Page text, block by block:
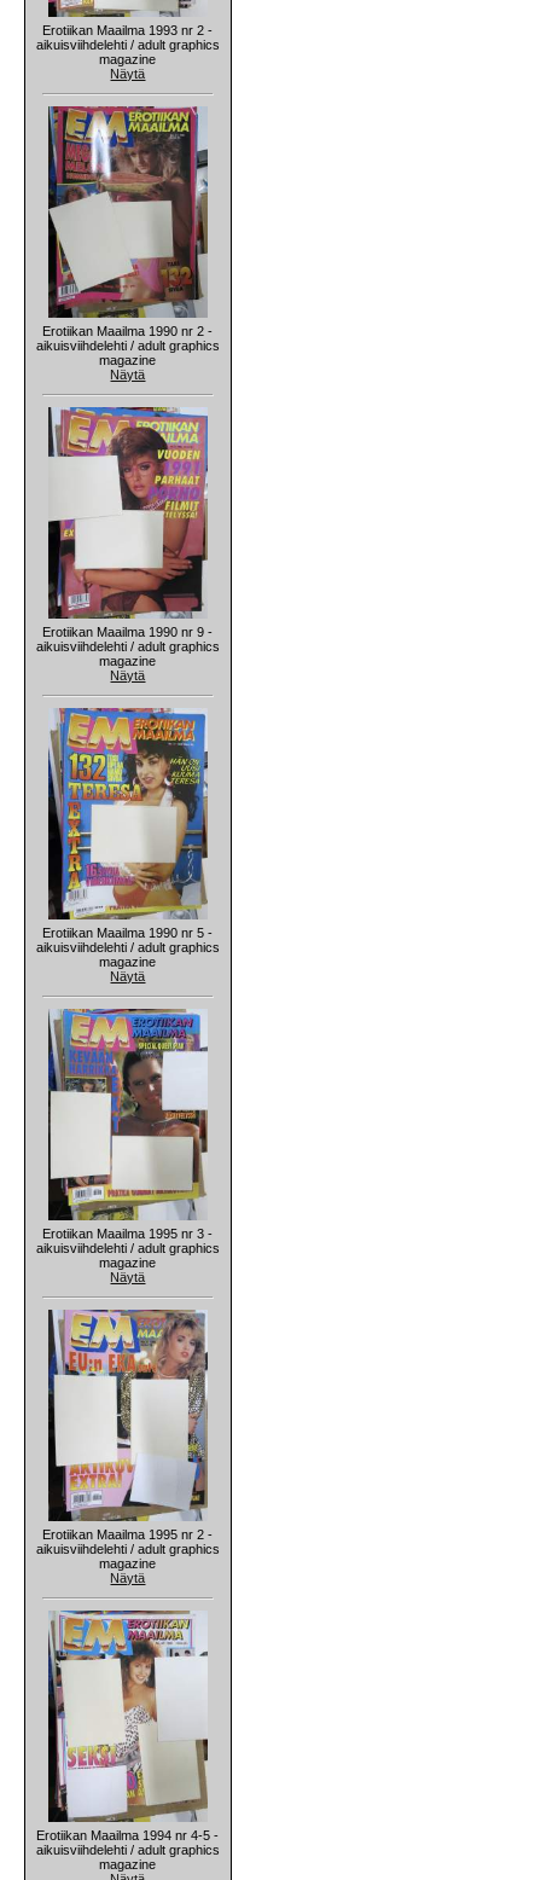
Erotiikan Maailma 1993 nr 2 -
aikuisviihdelehti / adult graphics
magazine
Näytä
Erotiikan Maailma 1990 nr 2 -
aikuisviihdelehti / adult graphics
magazine
Näytä
Erotiikan Maailma 1990 nr 9 -
aikuisviihdelehti / adult graphics
magazine
Näytä
Erotiikan Maailma 1990 nr 5 -
aikuisviihdelehti / adult graphics
magazine
Näytä
Erotiikan Maailma 1995 nr 3 -
aikuisviihdelehti / adult graphics
magazine
Näytä
Erotiikan Maailma 1995 nr 2 -
aikuisviihdelehti / adult graphics
magazine
Näytä
Erotiikan Maailma 1994 nr 4-5 -
aikuisviihdelehti / adult graphics
magazine